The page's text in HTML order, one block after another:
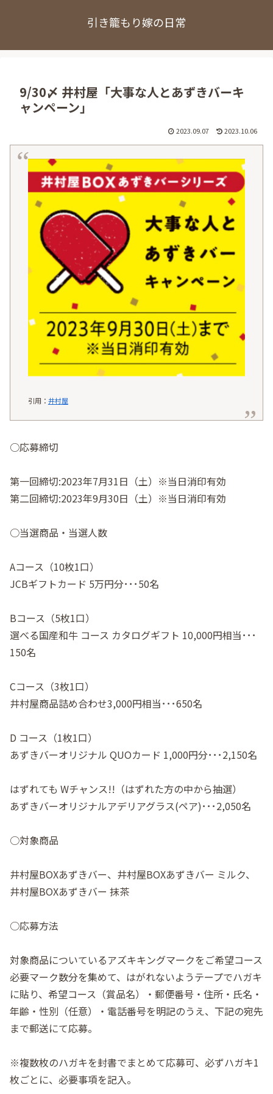
引き籠もり嫁の日常
9/30〆 井村屋「大事な人とあずきバーキ
ャンペーン」
2023.09.07 2023.10.06
引用： 井村屋
○応募締切
第一回締切:2023年7月31日（土）※当日消印有効
第二回締切:2023年9月30日（土）※当日消印有効
○当選商品・当選人数
Aコース（10枚1口）
JCBギフトカード 5万円分･･･50名
Bコース（5枚1口）
選べる国産和牛 コース カタログギフト 10,000円相当･･･
150名
Cコース（3枚1口）
井村屋商品詰め合わせ3,000円相当･･･650名
D コース（1枚1口）
あずきバーオリジナル QUOカード 1,000円分･･･2,150名
はずれても Wチャンス!!（はずれた方の中から抽選）
あずきバーオリジナルアデリアグラス(ペア)･･･2,050名
○対象商品
井村屋BOXあずきバー、井村屋BOXあずきバー ミルク、
井村屋BOXあずきバー 抹茶
○応募方法
対象商品についているアズキキングマークをご希望コース
必要マーク数分を集めて、はがれないようテープでハガキ
に貼り、希望コース（賞品名）・郵便番号・住所・氏名・
年齢・性別（任意）・電話番号を明記のうえ、下記の宛先
まで郵送にて応募。
※複数枚のハガキを封書でまとめて応募可、必ずハガキ1
枚ごとに、必要事項を記入。